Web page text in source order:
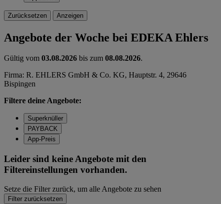
Zurücksetzen Anzeigen
Angebote der Woche bei EDEKA Ehlers
Gültig vom 03.08.2026 bis zum 08.08.2026.
Firma: R. EHLERS GmbH & Co. KG, Hauptstr. 4, 29646
Bispingen
Filtere deine Angebote:
Superknüller
PAYBACK
App-Preis
Leider sind keine Angebote mit den
Filtereinstellungen vorhanden.
Setze die Filter zurück, um alle Angebote zu sehen
Filter zurücksetzen